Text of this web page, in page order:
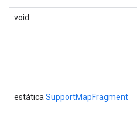
void
estática SupportMapFragment